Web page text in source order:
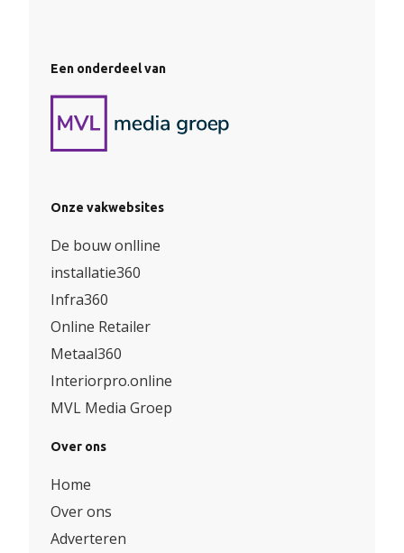
Een onderdeel van
Onze vakwebsites
De bouw onlline
installatie360
Infra360
Online Retailer
Metaal360
Interiorpro.online
MVL Media Groep
Over ons
Home
Over ons
Adverteren